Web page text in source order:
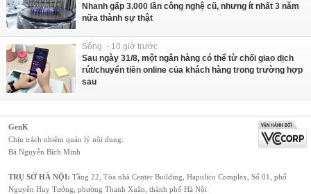
Nhanh gấp 3.000 lần công nghệ cũ, nhưng ít nhất 3 năm
nữa thành sự thật
Sống - 10 giờ trước
Sau ngày 31/8, một ngân hàng có thể từ chối giao dịch
rút/chuyển tiền online của khách hàng trong trường hợp
sau
GenK
Chịu trách nhiệm quản lý nội dung:
Bà Nguyễn Bích Minh
TRỤ SỞ HÀ NỘI: Tầng 22, Tòa nhà Center Building, Hapulico Complex, Số 01, phố
Nguyễn Huy Tưởng, phường Thanh Xuân, thành phố Hà Nội